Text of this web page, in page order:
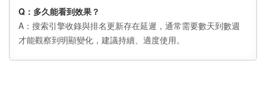
Q：多久能看到效果？
A：搜索引擎收錄與排名更新存在延遲，通常需要數天到數週
才能觀察到明顯變化，建議持續、適度使用。